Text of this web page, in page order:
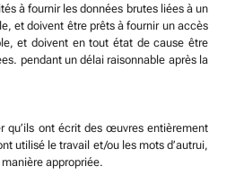
à fournir les données brutes liées à un
et doivent être prêts à fournir un accès
et doivent en tout état de cause être
pendant un délai raisonnable après la
qu’ils ont écrit des œuvres entièrement
utilisé le travail et/ou les mots d’autrui,
appropriée.